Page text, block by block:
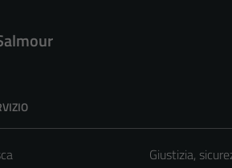
Giustizia,